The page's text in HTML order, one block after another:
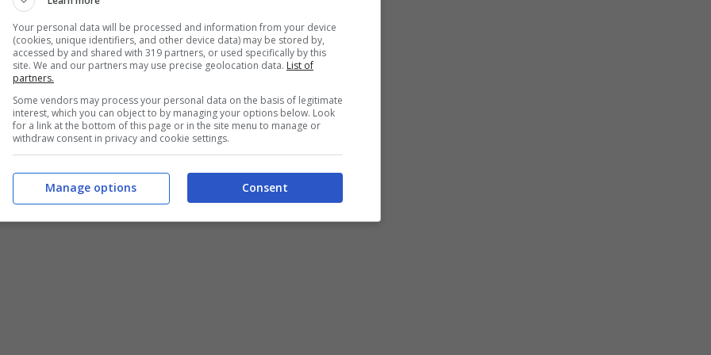
sui social: “Spero di aver
Your personal data will be processed and information from your device
(cookies, unique identifiers, and other device data) may be stored by,
accessed by and shared with 319 partners, or used specifically by this
site. We and our partners may use precise geolocation data. List of
partners.
Some vendors may process your personal data on the basis of legitimate
interest, which you can object to by managing your options below. Look
for a link at the bottom of this page or in the site menu to manage or
withdraw consent in privacy and cookie settings.
Consent
Manage options